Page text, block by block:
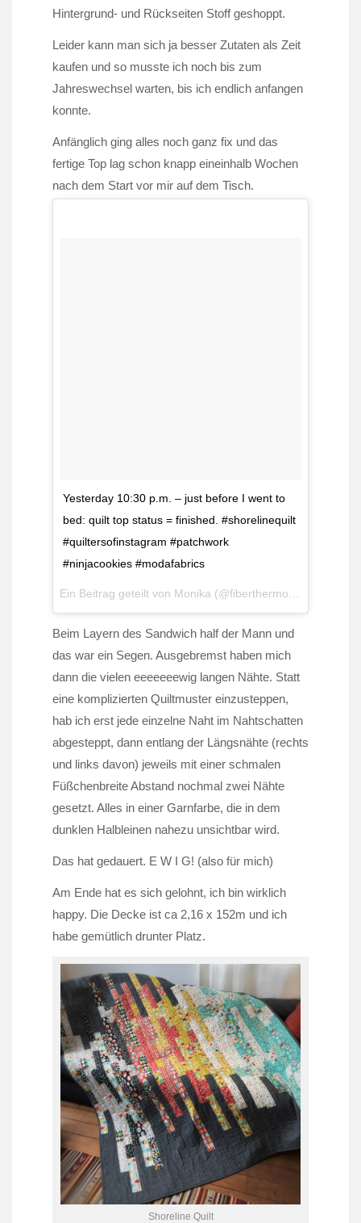
Hintergrund- und Rückseiten Stoff geshoppt.
Leider kann man sich ja besser Zutaten als Zeit
kaufen und so musste ich noch bis zum
Jahreswechsel warten, bis ich endlich anfangen
konnte.
Anfänglich ging alles noch ganz fix und das
fertige Top lag schon knapp eineinhalb Wochen
nach dem Start vor mir auf dem Tisch.
Yesterday 10:30 p.m. – just before I went to
bed: quilt top status = finished. #shorelinequilt
#quiltersofinstagram #patchwork
#ninjacookies #modafabrics
Ein Beitrag geteilt von Monika (@fiberthermometer) am
Beim Layern des Sandwich half der Mann und
das war ein Segen. Ausgebremst haben mich
dann die vielen eeeeeeewig langen Nähte. Statt
eine komplizierten Quiltmuster einzusteppen,
hab ich erst jede einzelne Naht im Nahtschatten
abgesteppt, dann entlang der Längsnähte (rechts
und links davon) jeweils mit einer schmalen
Füßchenbreite Abstand nochmal zwei Nähte
gesetzt. Alles in einer Garnfarbe, die in dem
dunklen Halbleinen nahezu unsichtbar wird.
Das hat gedauert. E W I G! (also für mich)
Am Ende hat es sich gelohnt, ich bin wirklich
happy. Die Decke ist ca 2,16 x 152m und ich
habe gemütlich drunter Platz.
Shoreline Quilt